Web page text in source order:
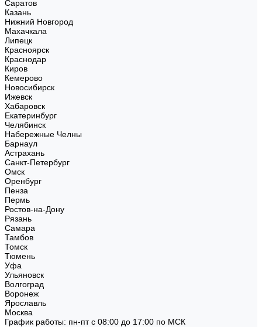
Саратов
Казань
Нижний Новгород
Махачкала
Липецк
Красноярск
Краснодар
Киров
Кемерово
Новосибирск
Ижевск
Хабаровск
Екатеринбург
Челябинск
Набережные Челны
Барнаул
Астрахань
Санкт-Петербург
Омск
Оренбург
Пенза
Пермь
Ростов-на-Дону
Рязань
Самара
Тамбов
Томск
Тюмень
Уфа
Ульяновск
Волгоград
Воронеж
Ярославль
Москва
График работы: пн-пт с 08:00 до 17:00 по МСК